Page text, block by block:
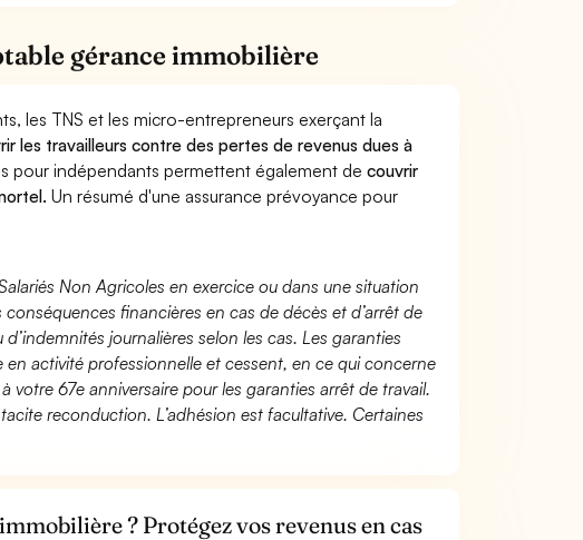
gérance immobilière
les TNS et les micro-entrepreneurs exerçant la
les travailleurs contre des pertes de revenus dues à
pour indépendants permettent également decouvrir
Un résumé d'une assurance prévoyance pour
Non Agricoles en exercice ou dans une situation
financières en cas de décès et d’arrêt de
journalières selon les cas. Les garanties
en activité professionnelle et cessent, en ce qui concerne
votre 67e anniversaire pour les garanties arrêt de travail.
reconduction. L’adhésion est facultative. Certaines
? Protégez vos revenus en cas